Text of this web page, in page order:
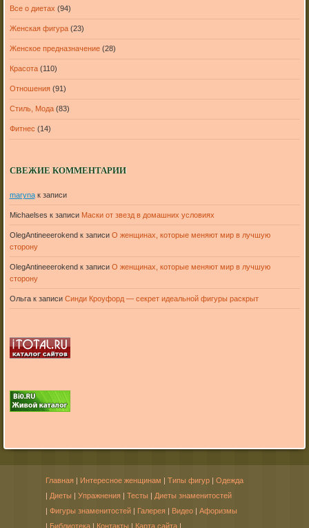
Все о диетах (94)
Женская фигура(23)
Женское предназначение(28)
Красота(110)
Отношения(91)
Стиль, Мода(83)
Фитнес (14)
СВЕЖИЕ КОММЕНТАРИИ
marynaк записи
Michaelses к записи Маски от звезд в домашних условиях
OlegAntineeerokendк записи О женщинах, которые меняют мир в лучшую
сторону
OlegAntineeerokendк записи О женщинах, которые меняют мир в лучшую
сторону
Ольгак записи Синди Кроуфорд — секрет идеальной фигуры раскрыт
Главная Интересное женщинам Типы фигур
Одежда
Диеты Упражнения Тесты
Диеты знаменитостей
Фигуры знаменитостей Галерея Видео
Афоризмы
Библиотека Контакты Карта сайта